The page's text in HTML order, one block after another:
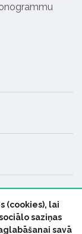
(cookies), lai
saziņas
savā